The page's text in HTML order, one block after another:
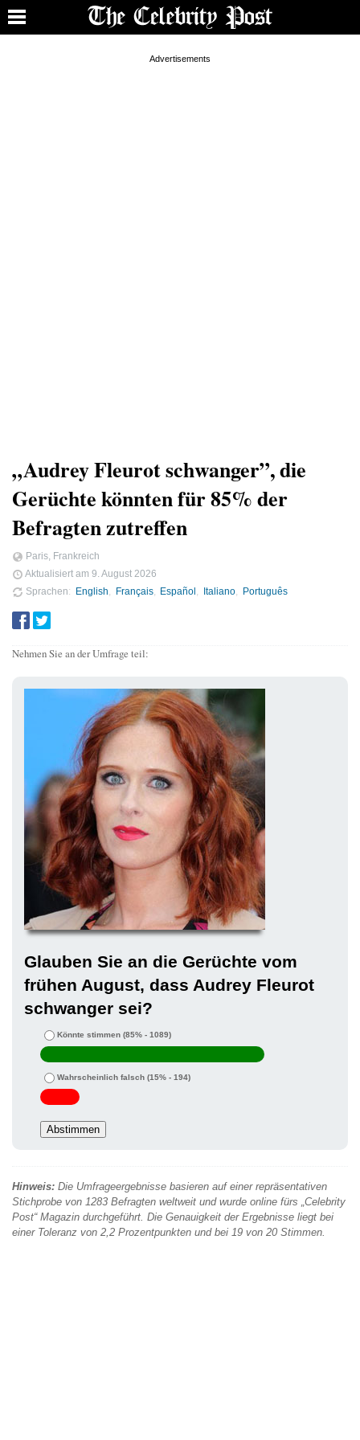
„Audrey Fleurot schwanger”, die
Gerüchte könnten für 85% der
Befragten zutreffen
Paris, Frankreich
Aktualisiert am 9. August 2026
Sprachen
English Français Español Italiano Português
Nehmen Sie an der Umfrage teil:
Glauben Sie an die Gerüchte vom
frühen August, dass Audrey Fleurot
schwanger sei?
Könnte stimmen (85% - 1089)
Wahrscheinlich falsch (15% - 194)
Hinweis: Die Umfrageergebnisse basieren auf einer repräsentativen
Stichprobe von 1283 Befragten weltweit und wurde online fürs „Celebrity
Post“ Magazin durchgeführt. Die Genauigkeit der Ergebnisse liegt bei
einer Toleranz von 2,2 Prozentpunkten und bei 19 von 20 Stimmen.